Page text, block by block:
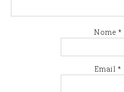
Nome *
Email *